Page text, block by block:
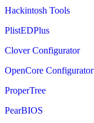
Hackintosh Tools
PlistEDPlus
Clover Configurator
OpenCore Configurator
ProperTree
PearBIOS